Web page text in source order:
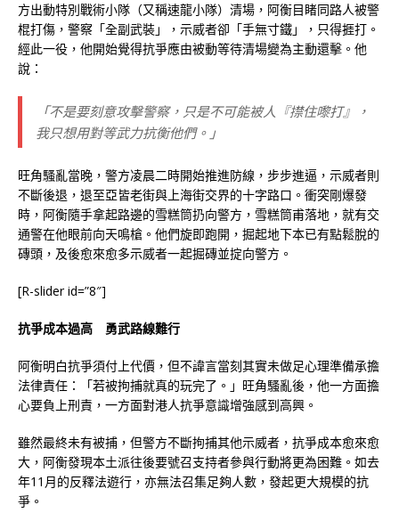
方出動特別戰術小隊（又稱速龍小隊）清場，阿衡目睹同路人被警
棍打傷，警察「全副武裝」，示威者卻「手無寸鐵」，只得捱打。
經此一役，他開始覺得抗爭應由被動等待清場變為主動還擊。他
說：
「不是要刻意攻擊警察，只是不可能被人『㩒住嚟打』，
我只想用對等武力抗衡他們。」
旺角騷亂當晚，警方凌晨二時開始推進防線，步步進逼，示威者則
不斷後退，退至亞皆老街與上海街交界的十字路口。衝突剛爆發
時，阿衡隨手拿起路邊的雪糕筒扔向警方，雪糕筒甫落地，就有交
通警在他眼前向天鳴槍。他們旋即跑開，掘起地下本已有點鬆脫的
磚頭，及後愈來愈多示威者一起掘磚並掟向警方。
[R-slider id=”8″]
抗爭成本過高 勇武路線難行
阿衡明白抗爭須付上代價，但不諱言當刻其實未做足心理準備承擔
法律責任：「若被拘捕就真的玩完了。」旺角騷亂後，他一方面擔
心要負上刑責，一方面對港人抗爭意識增強感到高興。
雖然最終未有被捕，但警方不斷拘捕其他示威者，抗爭成本愈來愈
大，阿衡發現本土派往後要號召支持者參與行動將更為困難。如去
年11月的反釋法遊行，亦無法召集足夠人數，發起更大規模的抗
爭。